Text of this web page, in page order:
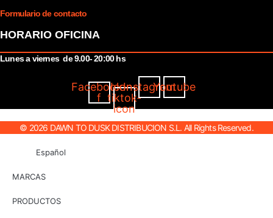
Formulario de contacto
HORARIO OFICINA
Lunes a viernes de 9.00- 20:00 hs
Facebook-
f
Icon-
tiktok-
icon
InstagramYoutube
© 2026 DAWN TO DUSK DISTRIBUCION S.L. All Rights Reserved.
Español
MARCAS
PRODUCTOS